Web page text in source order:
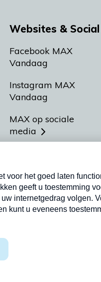
Websites & Social
Facebook MAX
Vandaag
Instagram MAX
Vandaag
MAX op sociale
media
Meldpunt Actueel
Heel Holland Bakt